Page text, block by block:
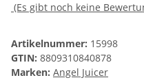
(Es gibt noch keine
Artikelnummer: 15998
GTIN: 8809310840878
Marken: Angel Juicer